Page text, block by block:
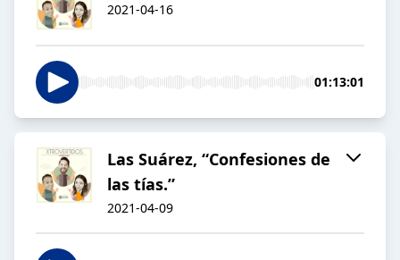
2021-04-16
01:13:01
Las Suárez, “Confesiones de
las tías.”
2021-04-09